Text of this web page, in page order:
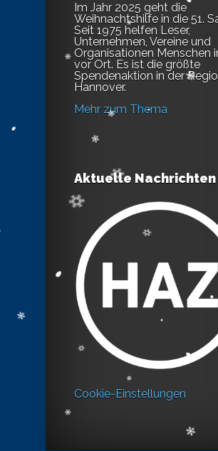
Im Jahr 2025 geht die
Weihnachtshilfe in die 51.
Seit 1975 helfen Leser,
Unternehmen, Vereine und
Organisationen Menschen
vor Ort. Es ist die größte
Spendenaktion in der
Hannover.
Mehr zum Thema
Aktuelle Nachrichten
Cookie-Einstellungen